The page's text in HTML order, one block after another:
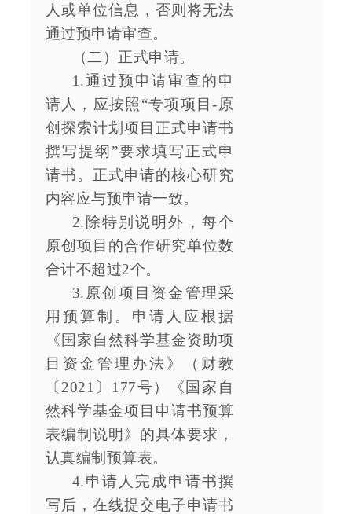
人或单位信息，否则将无法
通过预申请审查。
（二）正式申请。
1.通过预申请审查的申
请人，应按照“专项项目-原
创探索计划项目正式申请书
撰写提纲”要求填写正式申
请书。正式申请的核心研究
内容应与预申请一致。
2.除特别说明外，每个
原创项目的合作研究单位数
合计不超过2个。
3.原创项目资金管理采
用预算制。申请人应根据
《国家自然科学基金资助项
目资金管理办法》（财教
〔2021〕177号）《国家自
然科学基金项目申请书预算
表编制说明》的具体要求，
认真编制预算表。
4.申请人完成申请书撰
写后，在线提交电子申请书